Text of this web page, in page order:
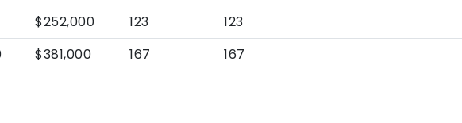
$252,000 123
123
$381,000 167 167